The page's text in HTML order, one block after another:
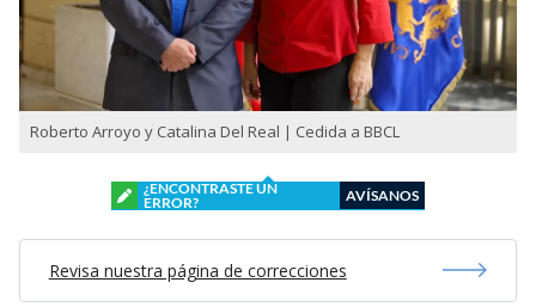
Roberto Arroyo y Catalina Del Real | Cedida a BBCL
¿ENCONTRASTE UN
ERROR?
AVÍSANOS
Revisa nuestra página de correcciones